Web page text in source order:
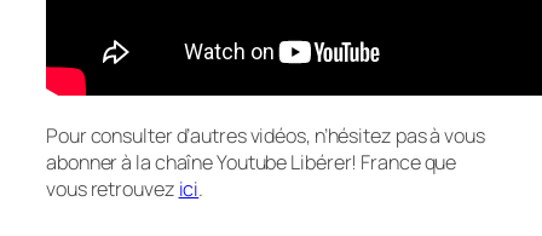
Pour consulter d’autres vidéos, n’hésitez pas à vous
abonner à la chaîne Youtube Libérer! France que
vous retrouvez ici.